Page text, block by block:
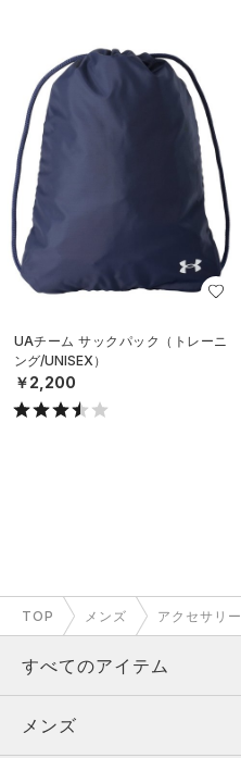
UAチーム サックパック（トレーニ
ング/UNISEX）
￥2,200
TOP メンズ アクセサリー
すべてのアイテム
メンズ
メンズ